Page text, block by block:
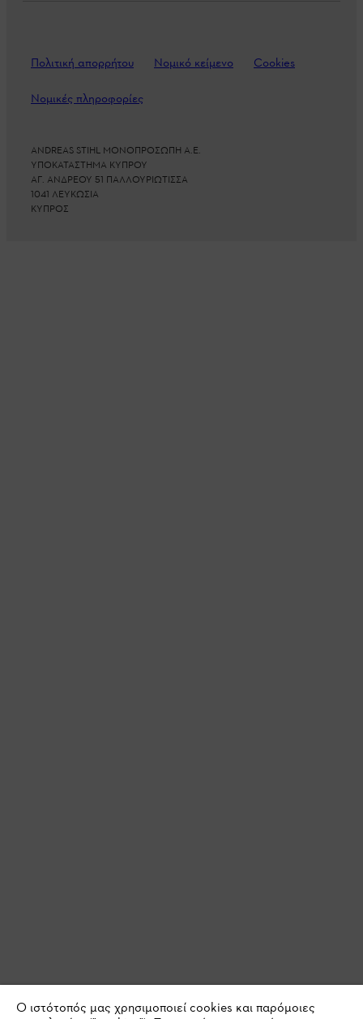
Πολιτική απορρήτου Νομικό κείμενο Cookies
Νομικές πληροφορίες
ANDREAS STIHL ΜΟΝΟΠΡΟΣΩΠΗ Α.Ε.
ΥΠΟΚΑΤΑΣΤΗΜΑ ΚΥΠΡΟΥ
ΑΓ. ΑΝΔΡΕΟΥ 51 ΠΑΛΛΟΥΡΙΩΤΙΣΣΑ
1041 ΛΕΥΚΩΣΙΑ
ΚΥΠΡΟΣ
Ο ιστότοπός μας χρησιμοποιεί cookies και παρόμοιες